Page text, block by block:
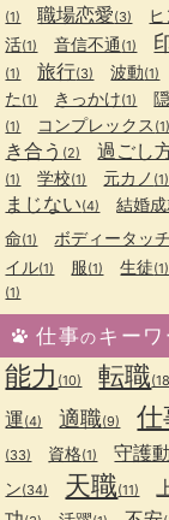
(1) 職場恋愛(3)
活(1) 音信不通 (1)
(1) 旅行(3) 波動(1)
た (1) きっかけ(1)
(1) コンプレックス (1)
き合う (2) 過ごし
(1) 学校(1) 元カノ (1)
まじない(4) 結婚
命(1) ボディータッチ
イル(1) 服(1) 生徒(1)
(1)
仕事のキーワ
能力 (10) 転職
運(4) 適職(9) 仕
(33) 資格(1) 守護
ン(34) 天職(11)